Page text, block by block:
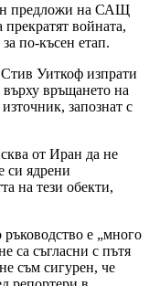
предложи на САЩ
войната,
по-късен етап.
Уиткоф изпрати
връщането на
запознат с
от Иран да не
си ядрени
на тези обекти,
е „много
са съгласни с пътя
съм сигурен, че